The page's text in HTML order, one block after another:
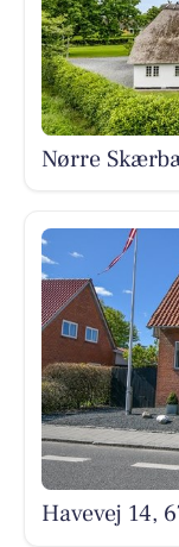
Nørre
Havevej 14,